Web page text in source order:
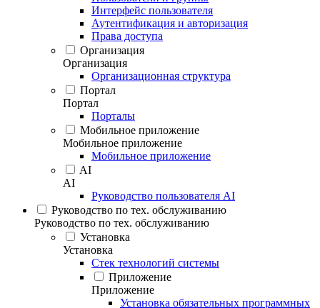
Интерфейс пользователя
Аутентификация и авторизация
Права доступа
Организация
Организация
Организационная структура
Портал
Портал
Порталы
Мобильное приложение
Мобильное приложение
Мобильное приложение
AI
AI
Руководство пользователя AI
Руководство по тех. обслуживанию
Руководство по тех. обслуживанию
Установка
Установка
Стек технологий системы
Приложение
Приложение
Установка обязательных программных